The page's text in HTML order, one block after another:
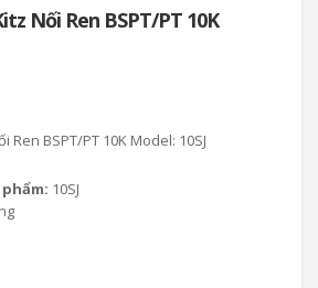
Nối Ren BSPT/PT 10K
Ren BSPT/PT 10K Model: 10SJ
10SJ